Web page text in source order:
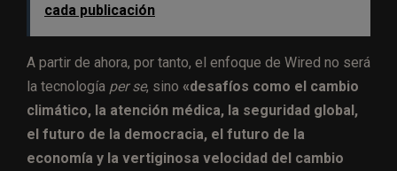
cada publicación
A partir de ahora, por tanto, el enfoque de Wired no será
la tecnología per se, sino «desafíos como el cambio
climático, la atención médica, la seguridad global,
el futuro de la democracia, el futuro de la
economía y la vertiginosa velocidad del cambio